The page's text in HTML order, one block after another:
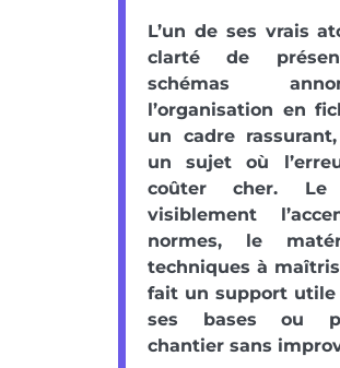
L’un de ses vrais
clarté de
schémas
l’organisation en
un cadre
un sujet où
coûter cher.
visiblement
normes, le
techniques à
fait un support
ses bases ou
chantier sans